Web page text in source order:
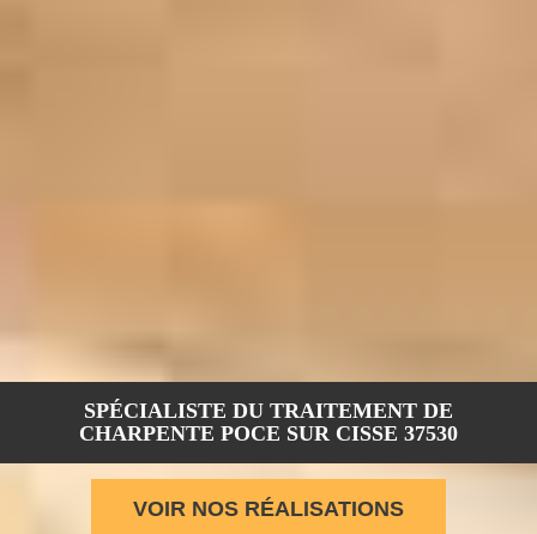
SPÉCIALISTE DU TRAITEMENT DE
CHARPENTE POCE SUR CISSE 37530
VOIR NOS RÉALISATIONS